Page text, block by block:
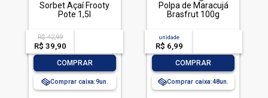
Sorbet Açaí Frooty
Pote 1,5l
R$ 42,99
R$ 39,90
COMPRAR
Comprar caixa:9
Polpa de Maracujá
Brasfrut 100g
unidade
R$ 6,99
COMPRAR
Comprar caixa:48